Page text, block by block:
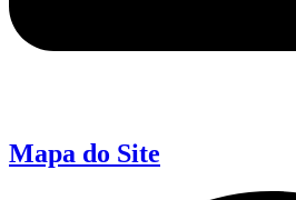
Mapa do Site